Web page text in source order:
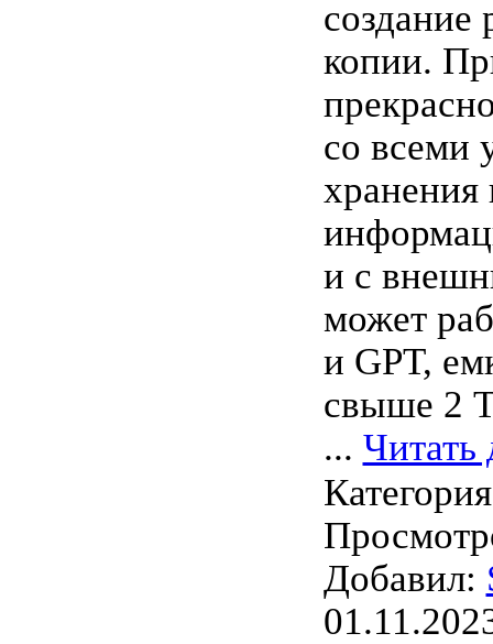
создание
копии.
со всеми
и с
может
и GPT,
свыше 2
... Читать
Добавил: